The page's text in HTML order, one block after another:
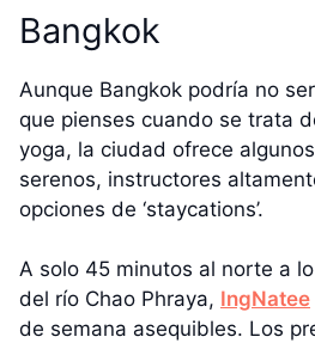
Bangkok
Aunque Bangkok podría no
que pienses cuando se trata
yoga, la ciudad ofrece
serenos, instructores
opciones de ‘staycations’.
A solo 45 minutos al norte a
del río Chao Phraya, IngNatee
de semana asequibles. Los